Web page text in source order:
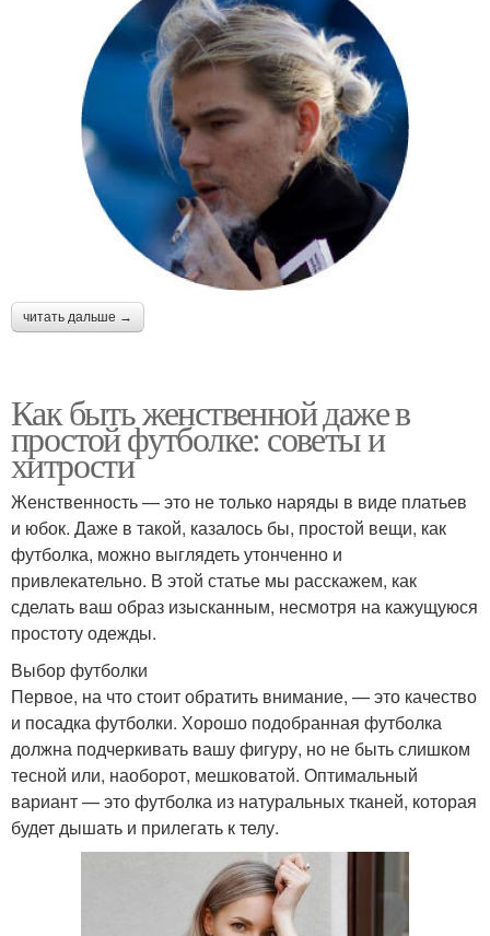
читать дальше →
Как быть женственной даже в
простой футболке: советы и
хитрости
Женственность — это не только наряды в виде платьев
и юбок. Даже в такой, казалось бы, простой вещи, как
футболка, можно выглядеть утонченно и
привлекательно. В этой статье мы расскажем, как
сделать ваш образ изысканным, несмотря на кажущуюся
простоту одежды.
Выбор футболки
Первое, на что стоит обратить внимание, — это качество
и посадка футболки. Хорошо подобранная футболка
должна подчеркивать вашу фигуру, но не быть слишком
тесной или, наоборот, мешковатой. Оптимальный
вариант — это футболка из натуральных тканей, которая
будет дышать и прилегать к телу.